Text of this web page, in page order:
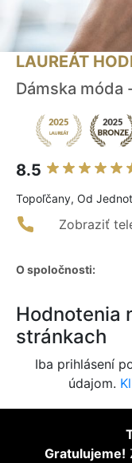
LAUREÁT
Dámska móda
8.5
Topoľčany, Od
Zobraziť
O spoločnosti:
Hodnotenia
stránkach
Iba prihlásení
údajom.
Gratulujeme!